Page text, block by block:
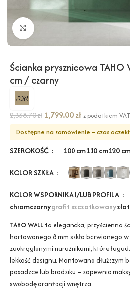
Kliknij, aby powiększyć
Ścianka prysznicowa TAHO
cm / czarny
2,338.70zł 1,799.00 zł z podatkiem VAT
Dostępne na zamówienie – czas
SZEROKOŚĆ 100 cm110 cm120 cm
KOLOR SZKŁA
KOLOR WSPORNIKA I/LUB PROFILA
chromczarnygrafit szczotkowany
TAHO WALL to elegancka, przyścienna
hartowanego 8 mm szkła barwionego
zaokrąglonymi narożnikami, które
lekkość designu. Montowana dłuższym
posadzce lub brodziku – zapewnia
swobodę aranżacji wnętrza.